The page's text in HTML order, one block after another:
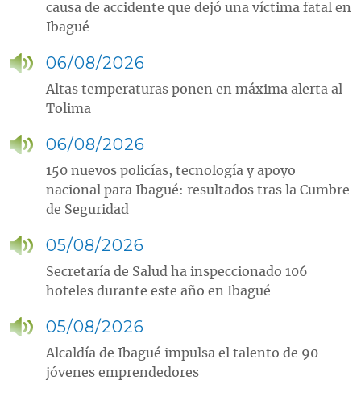
causa de accidente que dejó una víctima fatal en
Ibagué
06/08/2026
Altas temperaturas ponen en máxima alerta al
Tolima
06/08/2026
150 nuevos policías, tecnología y apoyo
nacional para Ibagué: resultados tras la Cumbre
de Seguridad
05/08/2026
Secretaría de Salud ha inspeccionado 106
hoteles durante este año en Ibagué
05/08/2026
Alcaldía de Ibagué impulsa el talento de 90
jóvenes emprendedores